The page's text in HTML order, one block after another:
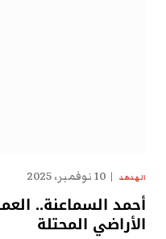
الهدهد 10 نوفمبر، 2025
أحمد السماعنة..
الأراضي المحتلة